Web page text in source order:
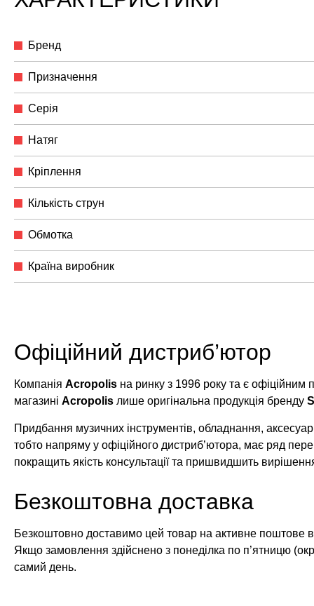
Бренд
Призначення
Серія
Натяг
Кріплення
Кількість струн
Обмотка
Країна виробник
Офіційний дистриб’ютор
Компанія Acropolis на ринку з 1996 року та є офіційним
магазині Acropolis лише оригінальна продукція бренду
Придбання музичних інструментів, обладнання,
тобто напряму у офіційного дистриб’ютора, має ряд
покращить якість консультації та пришвидшить
Безкоштовна доставка
Безкоштовно доставимо цей товар на активне поштове
Якщо замовлення здійснено з понеділка по п’ятницю
самий день.